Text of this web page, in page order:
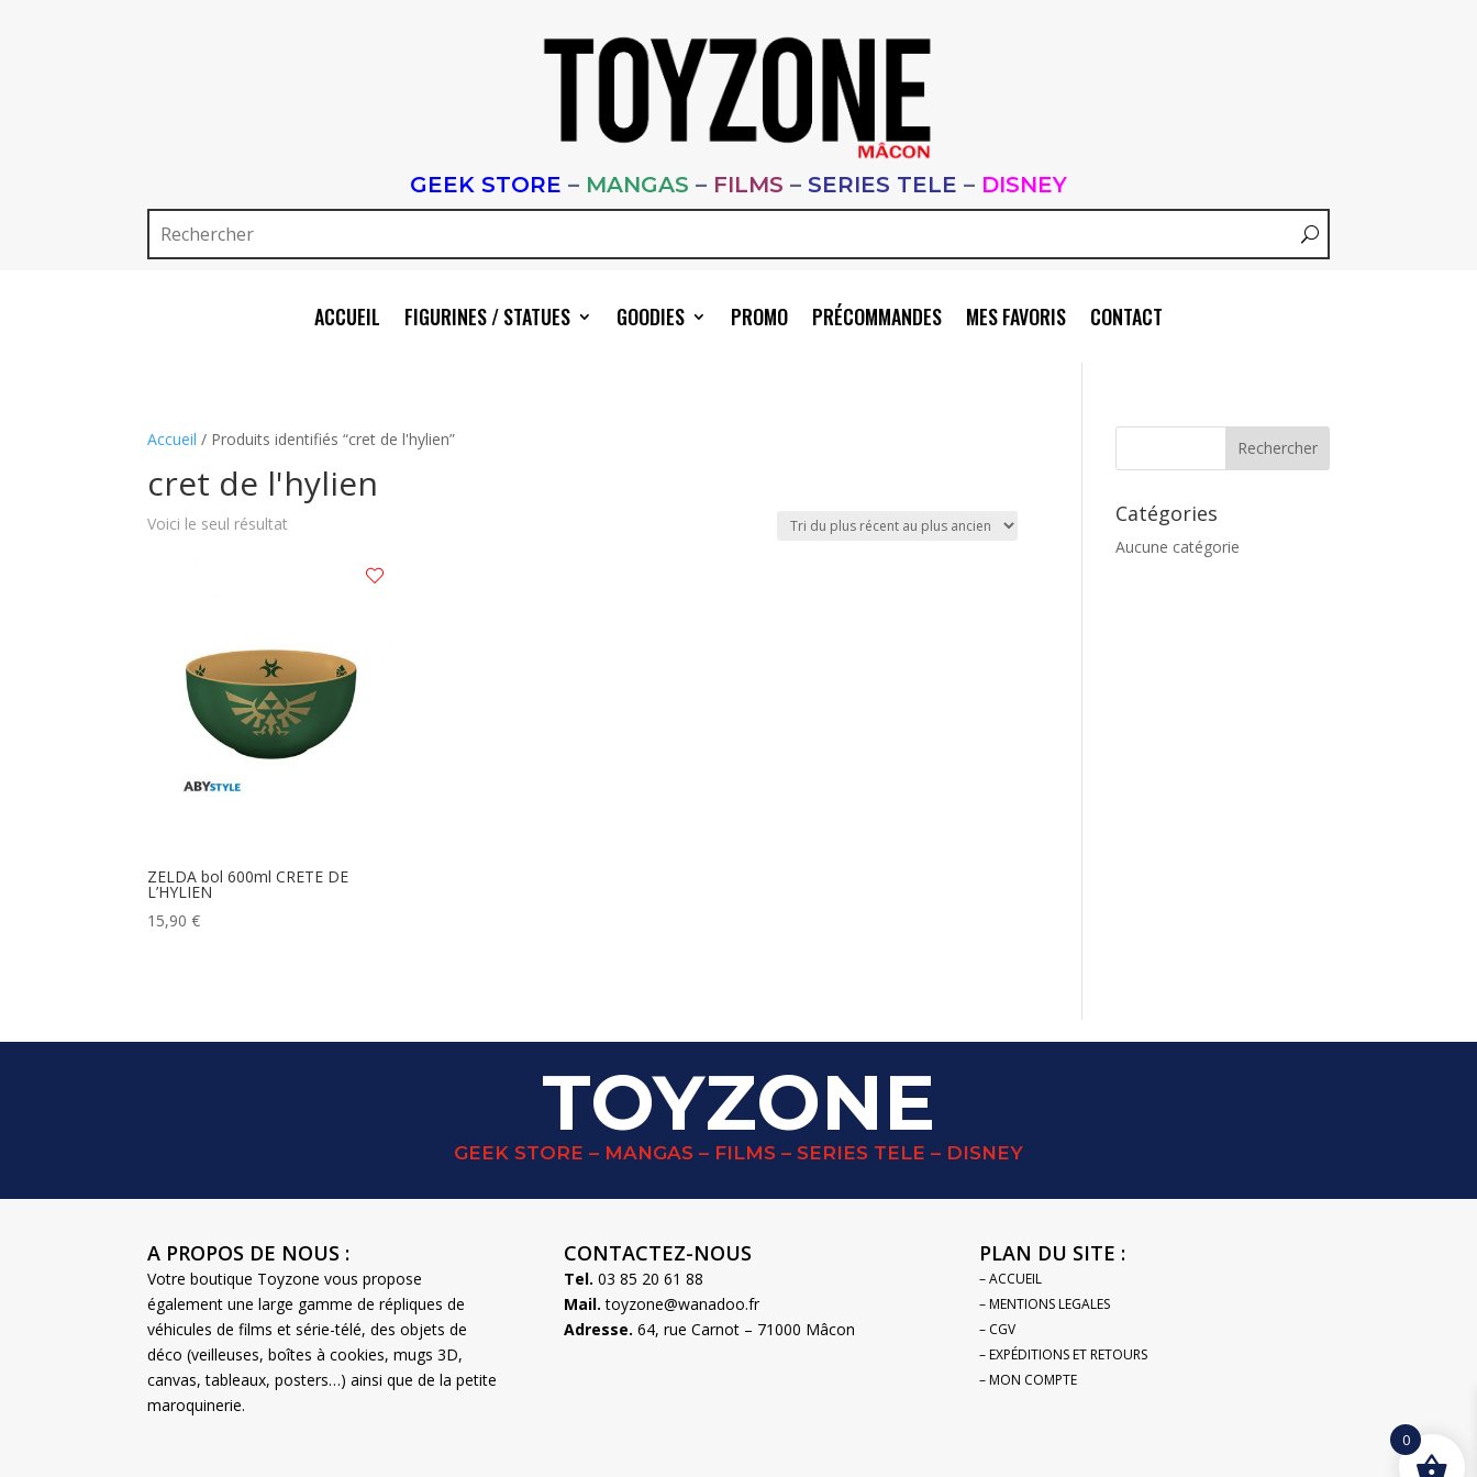
GEEK STORE – MANGAS – FILMS – SERIES TELE – DISNEY
ACCUEIL FIGURINES / STATUES GOODIES PROMO PRÉCOMMANDES MES FAVORIS CONTACT
Accueil / Produits identifiés “cret de l'hylien”
cret de l'hylien
Voici le seul résultat
ZELDA bol 600ml CRETE DE
L’HYLIEN
15,90€
Catégories
Aucune catégorie
TOYZONE
GEEK STORE – MANGAS – FILMS – SERIES TELE – DISNEY
A PROPOS DE NOUS :
Votre boutique Toyzone vous propose
également une large gamme de répliques de
véhicules de films et série-télé, des objets de
déco (veilleuses, boîtes à cookies, mugs 3D,
canvas, tableaux, posters…) ainsi que de la petite
maroquinerie.
CONTACTEZ-NOUS
Tel. 03 85 20 61 88
Mail. toyzone@wanadoo.fr
Adresse. 64, rue Carnot – 71000 Mâcon
PLAN DU SITE :
– ACCUEIL
– MENTIONS LEGALES
– CGV
– EXPÉDITIONS ET RETOURS
– MON COMPTE
0